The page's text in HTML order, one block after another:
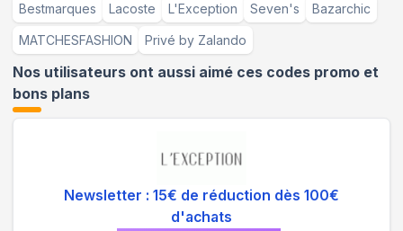
Bestmarques Lacoste L'Exception Seven's Bazarchic
MATCHESFASHION Privé by Zalando
Nos utilisateurs ont aussi aimé ces codes promo et
bons plans
Newsletter : 15€ de réduction dès 100€
d'achats